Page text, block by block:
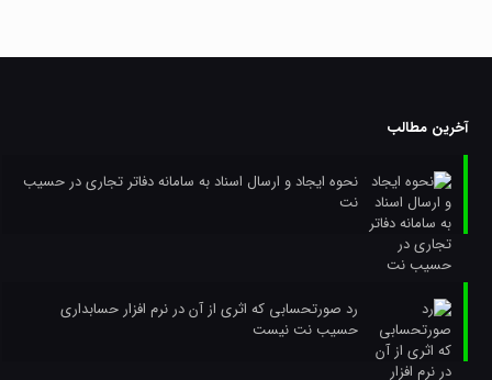
آخرین مطالب
نحوه ایجاد و ارسال اسناد به سامانه دفاتر تجاری در حسیب
نت
رد صورتحسابی که اثری از آن در نرم افزار حسابداری
حسیب نت نیست